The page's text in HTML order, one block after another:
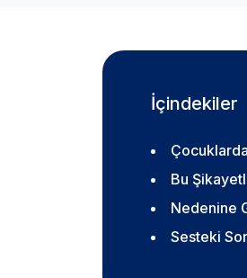
İçindekiler
Bu
Nedenine
Sesteki